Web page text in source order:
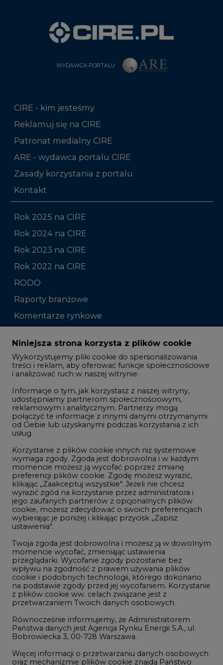
WYDAWCA PORTALU
CIRE - kim jesteśmy
Rok 2025 na CIRE
Rok 2024 na CIRE
Zmiany kadrowe na rynku
Studio CIRE
Gospodarka
Geopolityka
Innowacje i AI
Telekomunikacja i IT
Wodór
Górnictwo
Zmiany klimatyczne
Atom
Offshore wind
Magazyny energii
Zielone samorządy
Zielona gospodarka
©2002-2021 - 2026-CIRE.PL Centrum Informacji o Rynku Energii
Niniejsza strona korzysta z plików cookie
Wykorzystujemy pliki cookie do spersonalizowania
treści i reklam, aby oferować funkcje społecznościowe
Informacje o tym, jak korzystasz z naszej witryny,
udostępniamy partnerom społecznościowym,
reklamowym i analitycznym. Partnerzy mogą
połączyć te informacje z innymi danymi otrzymanymi
usług.
Korzystanie z plików cookie innych niż systemowe
wymaga zgody. Zgoda jest dobrowolna i w każdym
momencie możesz ją wycofać poprzez zmianę
preferencji plików cookie. Zgodę możesz wyrazić,
wyrazić zgód na korzystanie przez administratora i
jego zaufanych partnerów z opcjonalnych plików
cookie, możesz zdecydować o swoich preferencjach
wybierając je poniżej i klikając przycisk „Zapisz
ustawienia".
Twoja zgoda jest dobrowolna i możesz ją w dowolnym
momencie wycofać, zmieniając ustawienia
przeglądarki. Wycofanie zgody pozostanie bez
wpływu na zgodność z prawem używania plików
na podstawie zgody przed jej wycofaniem. Korzystanie
z plików cookie ww. celach związane jest z
przetwarzaniem Twoich danych osobowych.
Równocześnie informujemy, że Administratorem
Państwa danych jest Agencja Rynku Energii S.A., ul.
Bobrowiecka 3, 00-728 Warszawa.
oraz mechanizmie plików cookie znajdą Państwo
wPolityce prywatności.
wszystkie